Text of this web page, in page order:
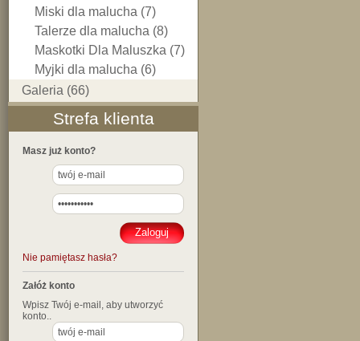
Miski dla malucha (7)
Talerze dla malucha (8)
Maskotki Dla Maluszka (7)
Myjki dla malucha (6)
Galeria (66)
Strefa klienta
Masz już konto?
Nie pamiętasz hasła?
Załóż konto
Wpisz Twój e-mail, aby utworzyć
konto..